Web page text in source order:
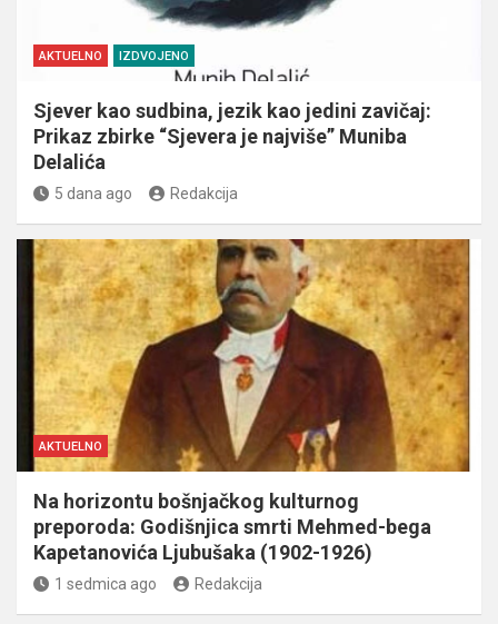
AKTUELNO IZDVOJENO
Sjever kao sudbina, jezik kao jedini zavičaj:
Prikaz zbirke “Sjevera je najviše” Muniba
Delalića
5 dana ago Redakcija
AKTUELNO
Na horizontu bošnjačkog kulturnog
preporoda: Godišnjica smrti Mehmed-bega
Kapetanovića Ljubušaka (1902-1926)
1 sedmica ago Redakcija